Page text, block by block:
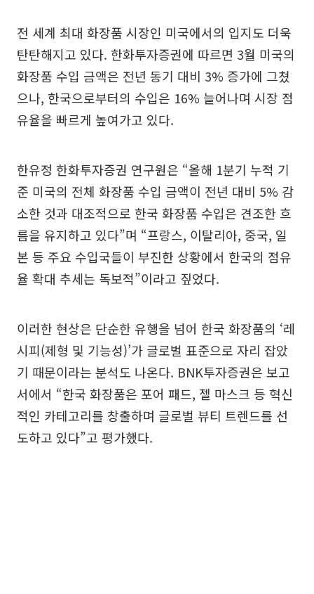
전 세계 최대 화장품 시장인 미국에서의 입지도 더욱
탄탄해지고 있다. 한화투자증권에 따르면 3월 미국의
화장품 수입 금액은 전년 동기 대비 3% 증가에 그쳤
으나, 한국으로부터의 수입은 16% 늘어나며 시장 점
유율을 빠르게 높여가고 있다.
한유정 한화투자증권 연구원은 “올해 1분기 누적 기
준 미국의 전체 화장품 수입 금액이 전년 대비 5% 감
소한 것과 대조적으로 한국 화장품 수입은 견조한 흐
름을 유지하고 있다”며 “프랑스, 이탈리아, 중국, 일
본 등 주요 수입국들이 부진한 상황에서 한국의 점유
율 확대 추세는 독보적”이라고 짚었다.
이러한 현상은 단순한 유행을 넘어 한국 화장품의 ‘레
시피(제형 및 기능성)’가 글로벌 표준으로 자리 잡았
기 때문이라는 분석도 나온다. BNK투자증권은 보고
서에서 “한국 화장품은 포어 패드, 젤 마스크 등 혁신
적인 카테고리를 창출하며 글로벌 뷰티 트렌드를 선
도하고 있다”고 평가했다.